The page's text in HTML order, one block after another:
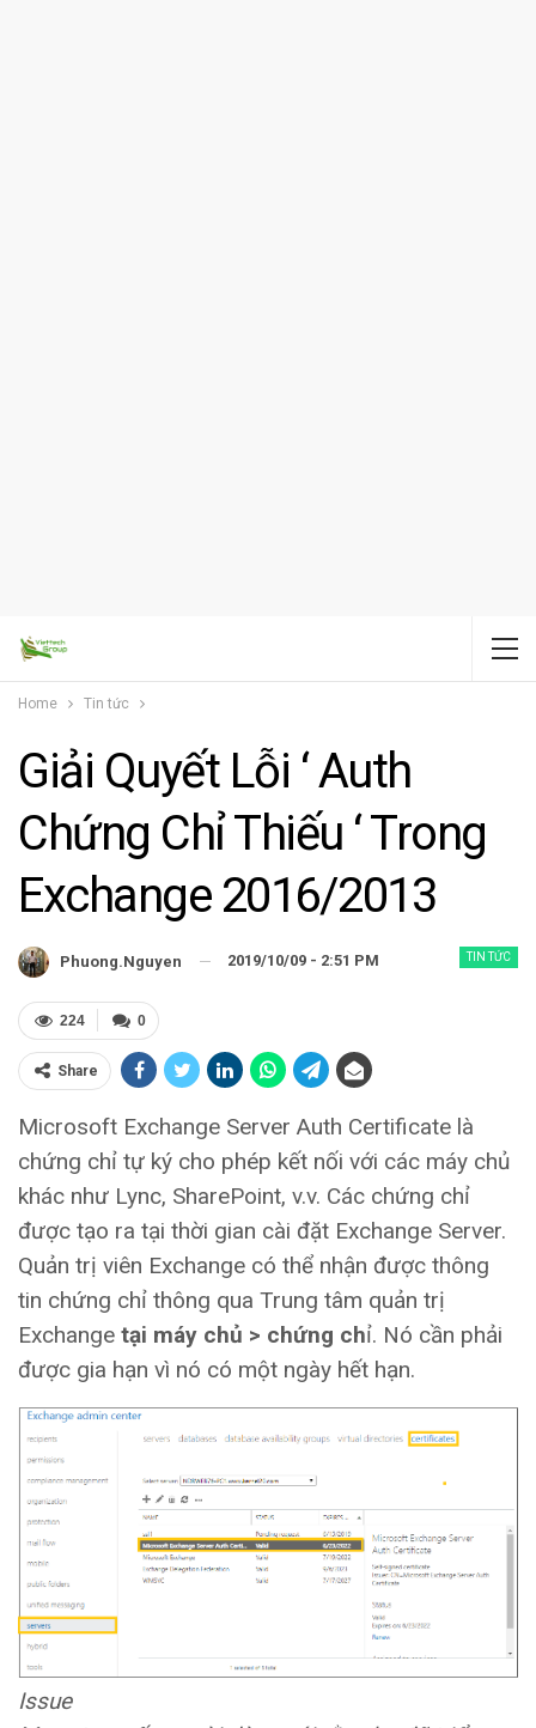
Home Tin tức
Giải Quyết Lỗi ‘ Auth
Chứng Chỉ Thiếu ‘ Trong
Exchange 2016/2013
TIN TỨC
Phuong.nguyen 2019/10/09 - 2:51 PM
0
224
Share
Microsoft Exchange Server Auth Certificate là
chứng chỉ tự ký cho phép kết nối với các máy chủ
khác như Lync, SharePoint, v.v. Các chứng chỉ
được tạo ra tại thời gian cài đặt Exchange Server.
Quản trị viên Exchange có thể nhận được thông
tin chứng chỉ thông qua Trung tâm quản trị
Exchange tại máy chủ > chứng chỉ. Nó cần phải
được gia hạn vì nó có một ngày hết hạn.
Issue